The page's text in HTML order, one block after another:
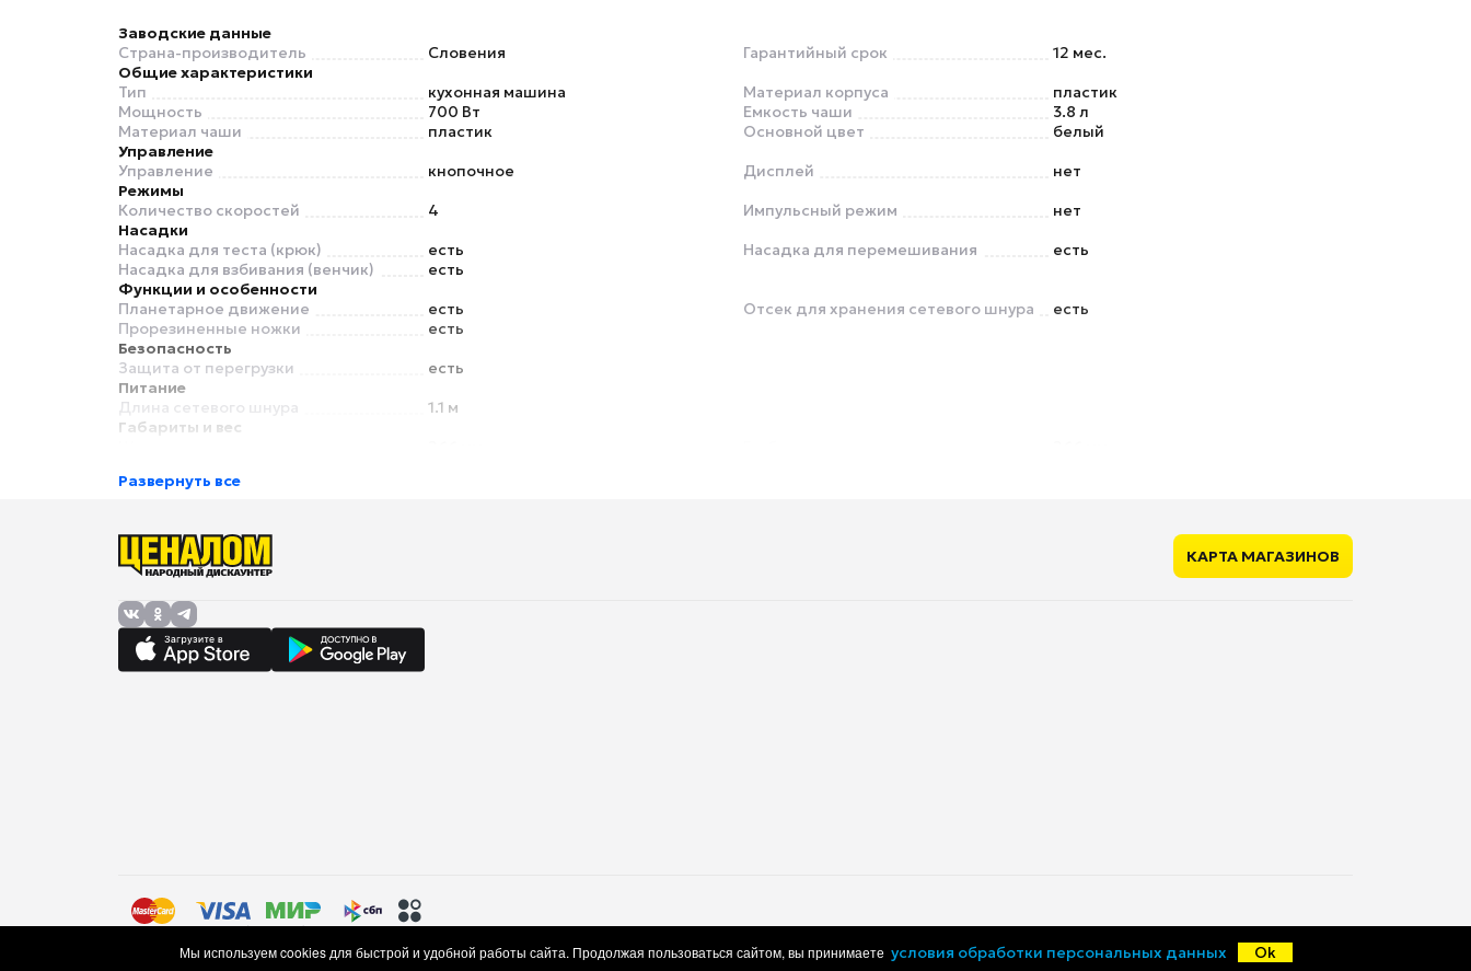
Заводские данные
Страна-производитель
Словения Гарантийный срок
12 мес.
Общие характеристики
Тип
кухонная машина
Мощность
700 Вт
Материал чаши
пластик
Материал корпуса
пластик
Емкость чаши
3.8 л
Основной цвет
белый
Управление
Управление
кнопочное Дисплей
нет
Режимы
Количество скоростей
4 Импульсный режим
нет
Насадки
Насадка для теста (крюк)
есть
Насадка для взбивания (венчик)
есть
Насадка для перемешивания
есть
Функции и особенности
Планетарное движение
есть
Прорезиненные ножки
есть
Отсек для хранения сетевого шнура
есть
Безопасность
Защита от перегрузки
есть
Питание
Длина сетевого шнура
1.1 м
Габариты и вес
Развернуть все
КАРТА МАГАЗИНОВ
Правила торговли (оферта)Политика в отношении обработки персональных данныхПользовательское соглашение
Мы используем cookies для быстрой и удобной работы сайта. Продолжая пользоваться сайтом, вы принимаете условия обработки персональных данных Ok